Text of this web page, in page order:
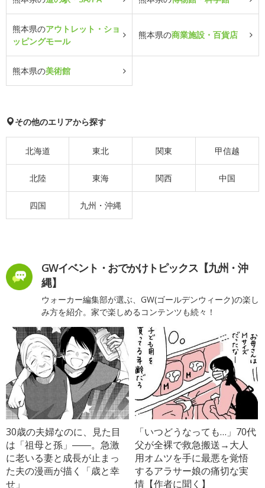
熊本県のアウトレット・ショ
ッピングモール
熊本県の商業施設・百貨店
熊本県の美術館
その他のエリアから探す
北海道 東北 関東 甲信越
北陸 東海 関西 中国
四国 九州・沖縄
GWイベント・おでかけトピックス【九州・沖
縄】
ウォーカー編集部が選ぶ、GW(ゴールデンウィーク)の楽し
み方を紹介。家で楽しめるコンテンツも続々！
30歳の夫婦なのに、見た目
は「祖母と孫」――。急激
に老いる妻と成長が止まっ
た夫の漫画が描く「歳と幸
せ」
「いつどうなっても…」70代
父が全裸で救急搬送→大人
用オムツを手に最悪を覚悟
するアラサー娘の痛切な実
情【作者に聞く】